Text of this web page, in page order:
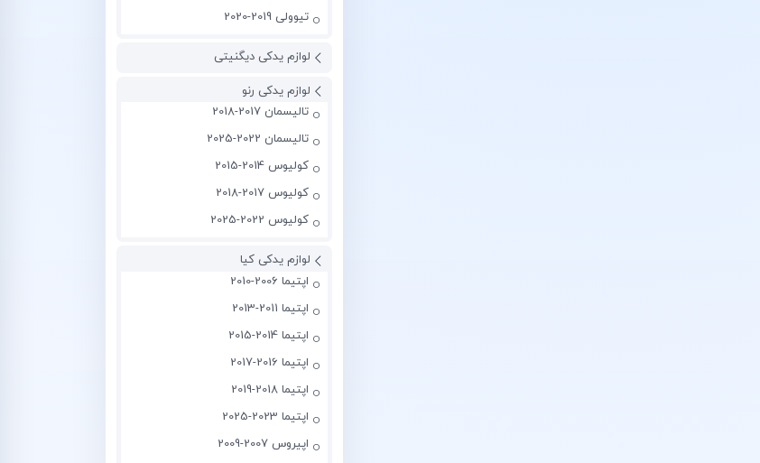
تیوولی 2019-2020
لوازم یدکی دیگنیتی
لوازم یدکی رنو
تالیسمان 2017-2018
تالیسمان 2022-2025
کولیوس 2014-2015
کولیوس 2017-2018
کولیوس 2022-2025
لوازم یدکی کیا
اپتیما 2006-2010
اپتیما 2011-2013
اپتیما 2014-2015
اپتیما 2016-2017
اپتیما 2018-2019
اپتیما 2023-2025
اپیروس 2007-2009